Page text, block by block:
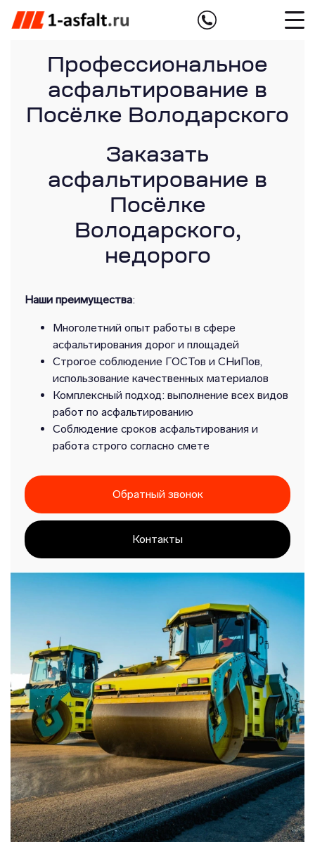
Профессиональное
асфальтирование в
Посёлке Володарского
Заказать
асфальтирование в
Посёлке
Володарского,
недорого
Наши преимущества:
Многолетний опыт работы в сфере
асфальтирования дорог и площадей
Строгое соблюдение ГОСТов и СНиПов,
использование качественных материалов
Комплексный подход: выполнение всех видов
работ по асфальтированию
Соблюдение сроков асфальтирования и
работа строго согласно смете
Обратный звонок
Контакты